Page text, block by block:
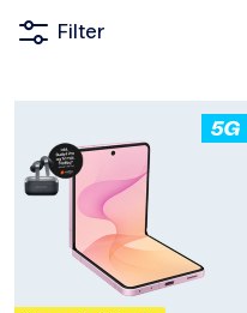
Filter